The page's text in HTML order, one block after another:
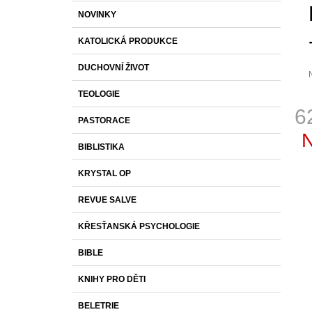
kategorie
K
A
T
E
G
O
R
E
NOVINKY
KATOLICKÁ PRODUKCE
DUCHOVNÍ ŽIVOT
TEOLOGIE
PASTORACE
BIBLISTIKA
KRYSTAL OP
REVUE SALVE
KŘESŤANSKÁ PSYCHOLOGIE
BIBLE
KNIHY PRO DĚTI
BELETRIE
z
5